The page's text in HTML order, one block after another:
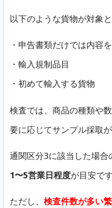
以下のような貨物が対象と
・申告書類だけでは内容
・輸入規制品目
・初めて輸入する貨物
検査では、商品の種類や
要に応じてサンプル採取
通関区分3に該当した場合
1〜5営業日程度が目安です
ただし、 検査件数が多い